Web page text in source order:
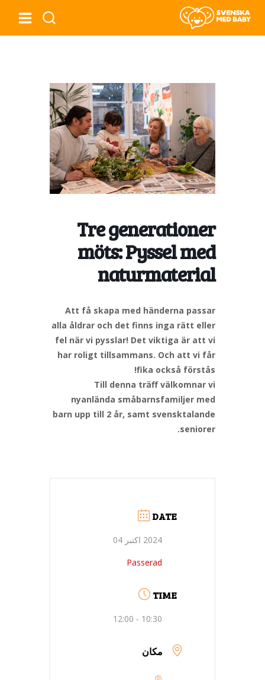
Tre generationer
möts: Pyssel med
naturmaterial
Att få skapa med händerna passar
alla åldrar och det finns inga rätt eller
fel när vi pysslar! Det viktiga är att vi
har roligt tillsammans. Och att vi får
fika också förstås!
Till denna träff välkomnar vi
nyanlända småbarnsfamiljer med
barn upp till 2 år, samt svensktalande
seniorer.
DATE
2024 اکتبر 04
Passerad
TIME
10:30 - 12:00
مکان